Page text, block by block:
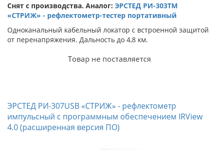
Снят с производства. Аналог: ЭРСТЕД РИ-303ТМ
«СТРИЖ» - рефлектометр-тестер портативный
Одноканальный кабельный локатор с встроенной защитой
от перенапряжения. Дальность до 4,8 км.
ЭРСТЕД РИ-307USB «СТРИЖ» - рефлектометр
импульсный с программным обеспечением IRView
4.0 (расширенная версия ПО)